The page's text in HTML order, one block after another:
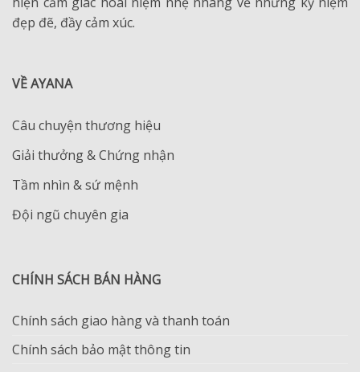
đẹp đẽ, đầy cảm xúc.
VỀ AYANA
Câu chuyện thương hiệu
Giải thưởng & Chứng nhận
Tầm nhìn & sứ mệnh
Đội ngũ chuyên gia
CHÍNH SÁCH BÁN HÀNG
Chính sách giao hàng và thanh toán
Chính sách bảo mật thông tin